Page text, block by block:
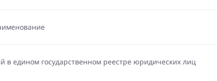
в едином государственном реестре юридических лиц